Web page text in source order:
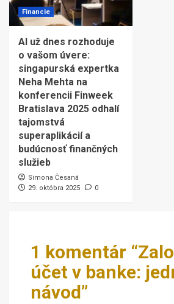
Financie
AI už dnes rozhoduje
o vašom úvere:
singapurská expertka
Neha Mehta na
konferencii Finweek
Bratislava 2025 odhalí
tajomstvá
superaplikácií a
budúcnosť finančných
služieb
Simona Česaná
29. októbra 2025
0
1 komentár “
účet v banke:
návod”